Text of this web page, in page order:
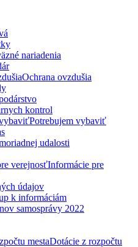
nariadenia
Ochrana ovzdušia
kontrol
Potrebujem vybaviť
udalosti
Informácie pre
údajov
k informáciám
samosprávy 2022
Dotácie z rozpočtu